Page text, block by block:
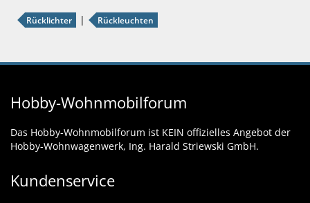
Rücklichter Rückleuchten
Hobby-Wohnmobilforum
Das Hobby-Wohnmobilforum ist KEIN offizielles Angebot der
Hobby-Wohnwagenwerk, Ing. Harald Striewski GmbH.
Kundenservice